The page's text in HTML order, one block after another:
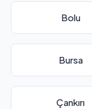
Bolu
Bursa
Çankırı